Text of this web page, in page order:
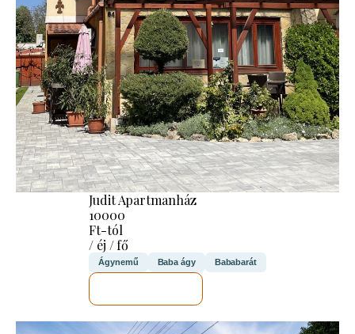
Judit Apartmanház
10000
Ft-tól
/ éj / fő
Ágynemű Baba ágy Bababarát